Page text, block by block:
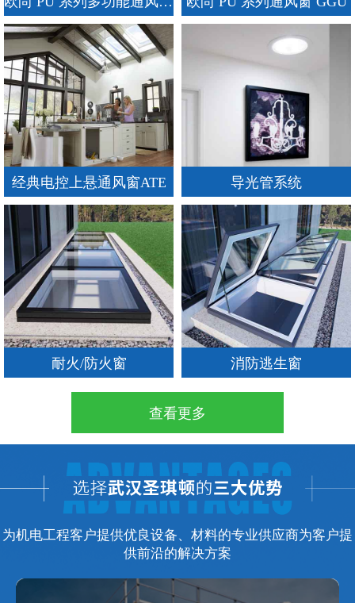
经典电控上悬通风窗ATE 导光管系统
耐火/防火窗 消防逃生窗
查看更多
为机电工程客户提供优良设备、材料的专业供应商为客户提
供前沿的解决方案